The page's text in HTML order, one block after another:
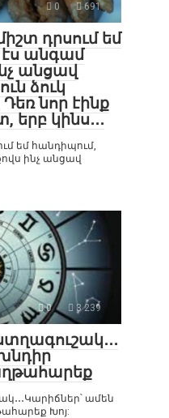
0 691
դրսում եմ
էս անգամ
անցավ
ձուկ
Դեռ նոր էինք
կինս․․․
եմ հանդիպում,
ինչ անցավ
0 3 239
ամեն
Խոյ: